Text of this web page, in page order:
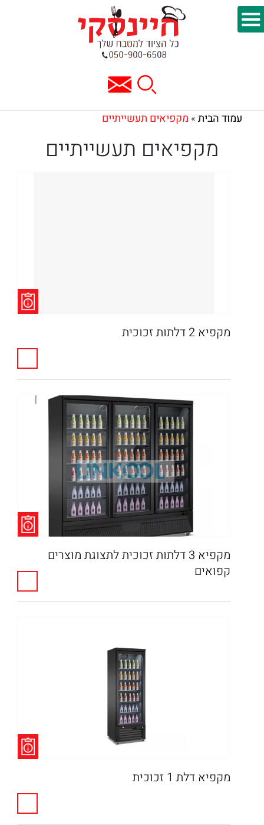
עמוד הבית » מקפיאים תעשייתיים
מקפיאים תעשייתיים
מקפיא 2 דלתות זכוכית
מקפיא 3 דלתות זכוכית לתצוגת מוצרים
קפואים
מקפיא דלת 1 זכוכית